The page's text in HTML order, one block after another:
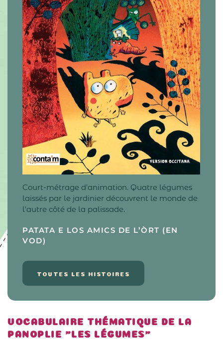
Court-métrage d'animation. Quatre légumes
laissés par le jardinier découvrent le monde de
l'autre côté de la palissade.
PATATA E LOS AMICS DE L’ÒRT (EN
VOD)
TOUTES LES HISTOIRES
VOCABULAIRE THÉMATIQUE DE LA
PANOPLIE "LES LÉGUMES"